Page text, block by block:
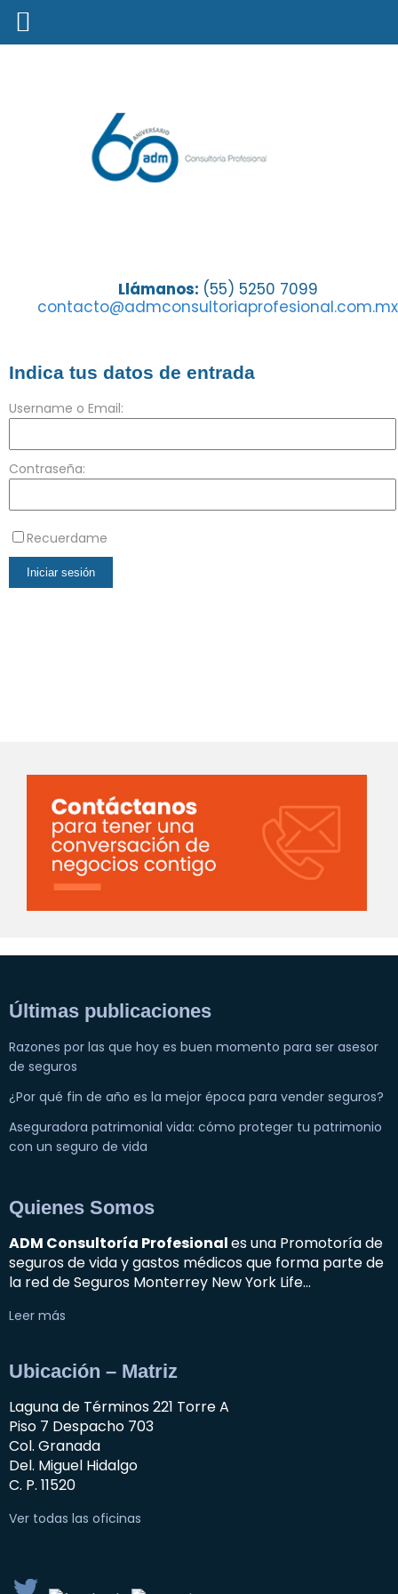
Llámanos: (55) 5250 7099
contacto@admconsultoriaprofesional.com.mx
Bienvenido
Indica tus datos de entrada
Username o Email:
Contraseña:
Recuerdame
Últimas publicaciones
Razones por las que hoy es buen momento para ser asesor
de seguros
¿Por qué fin de año es la mejor época para vender seguros?
Aseguradora patrimonial vida: cómo proteger tu patrimonio
con un seguro de vida
Quienes Somos
ADM Consultoría Profesionales una Promotoría de
seguros de vida y gastos médicos que forma parte de
la red de Seguros Monterrey New York Life…
Leer más
Ubicación – Matriz
Laguna de Términos 221 Torre A
Piso 7 Despacho 703
Col. Granada
Del. Miguel Hidalgo
C. P. 11520
Ver todas las oficinas